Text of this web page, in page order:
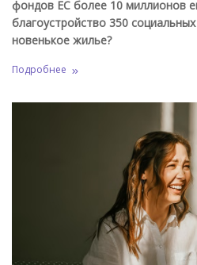
фондов ЕС более 10 миллионов
благоустройство 350
новенькое жилье?
Подробнее